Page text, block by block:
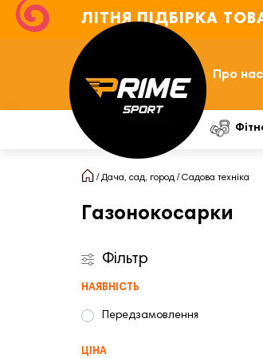
ЛІТНЯ ПІДБІРКА
Про нас
Дача, сад, город Садова техніка
Газонокосарки
Фільтр
НАЯВНІСТЬ
Передзамовлення
ЦІНА